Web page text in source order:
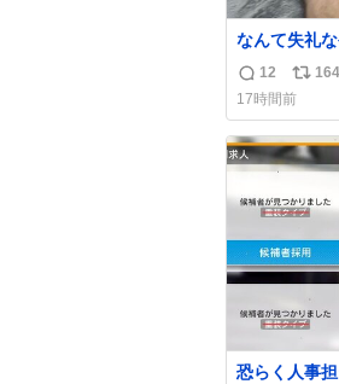
なんて失礼
返
信
数
12
リ
ポ
ス
ト
164
17時間前
恐らく人事